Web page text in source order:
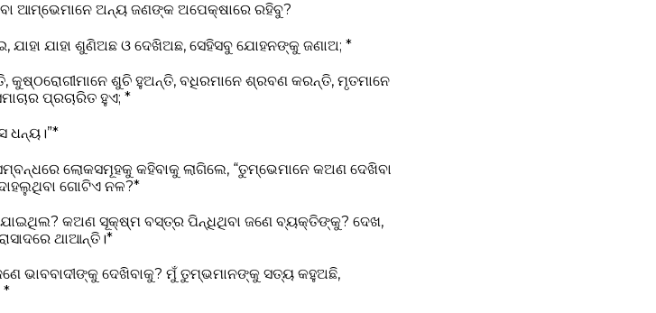
ଆମ୍ଭେମାନେ ଅନ୍ୟ ଜଣଙ୍କ ଅପେକ୍ଷାରେ ରହିବୁ?
ଯାହା ଯାହା ଶୁଣିଅଛ ଓ ଦେଖିଅଛ, ସେହିସବୁ ଯୋହନଙ୍କୁ ଜଣାଅ; *
କୁଷ୍ଠରୋଗୀମାନେ ଶୁଚି ହୁଅନ୍ତି, ବଧିରମାନେ ଶ୍ରବଣ କରନ୍ତି, ମୃତମାନେ
ପ୍ରଚାରିତ ହୁଏ; *
ଧନ୍ୟ।”*
ଲୋକସମୂହକୁ କହିବାକୁ ଲାଗିଲେ, “ତୁମ୍ଭେମାନେ କଅଣ ଦେଖିବା
ଗୋଟିଏ ନଳ?*
କଅଣ ସୂକ୍ଷ୍ମ ବସ୍ତ୍ର ପିନ୍ଧିଥିବା ଜଣେ ବ୍ୟକ୍ତିଙ୍କୁ? ଦେଖ,
ଥାଆନ୍ତି।*
ଭାବବାଦୀଙ୍କୁ ଦେଖିବାକୁ? ମୁଁ ତୁମ୍ଭମାନଙ୍କୁ ସତ୍ୟ କହୁଅଛି,
*